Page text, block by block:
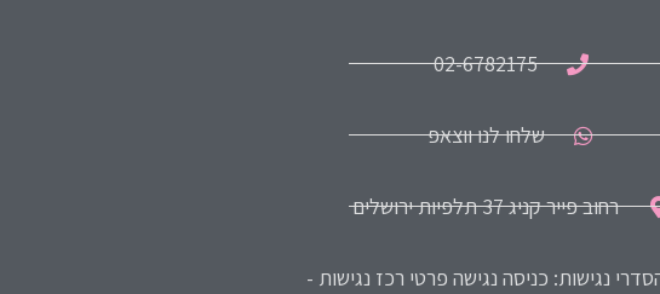
02-6782175
שלחו לנו ווצאפ
רחוב פייר קניג 37 תלפיות ירושלים
נגישות: כניסה נגישה פרטי רכז נגישות -